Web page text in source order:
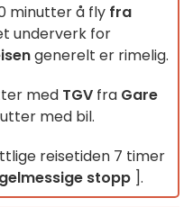
minutter å fly fra
underverk for
generelt er rimelig.
med TGV fra Gare
med bil.
reisetiden 7 timer
stopp ].